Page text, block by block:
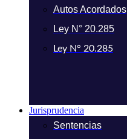
Autos Acordados
Ley N° 20.285
Ley N° 20.285
Jurisprudencia
Sentencias